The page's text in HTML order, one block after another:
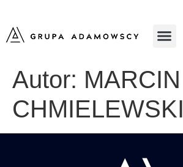
Autor: MARCIN
CHMIELEWSKI